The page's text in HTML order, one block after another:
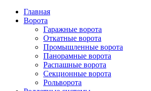
Главная
Ворота
Гаражные ворота
Откатные ворота
Промышленные ворота
Панорамные ворота
Распашные ворота
Секционные ворота
Рольворота